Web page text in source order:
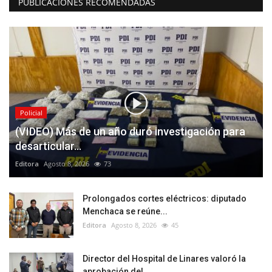
Policial
(VIDEO) Más de un año duró investigación para
desarticular...
Editora Agosto 8, 2026 73
Prolongados cortes eléctricos: diputado
Menchaca se reúne...
Editora Agosto 8, 2026 45
Director del Hospital de Linares valoró la